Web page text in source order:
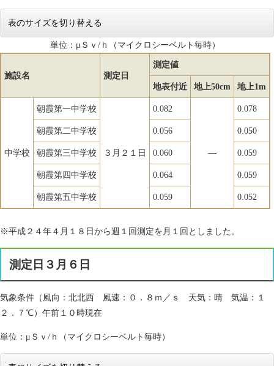
表のサイズを切り替える
単位：μＳｖ/ｈ（マイクロシーベルト毎時）
施設名 測定日
測定値
地表付近 地上50cm 地上1m
中学校
朝霞第一中学校
３月２１日
0.082
―
0.078
朝霞第二中学校 0.056 0.050
朝霞第三中学校 0.060 0.059
朝霞第四中学校 0.064 0.059
朝霞第五中学校 0.059 0.052
※平成２４年４月１８日から週１回測定を月１回としました。
測定日３月６日
気象条件（風向：北北西 風速：０．８ｍ／ｓ 天気：晴 気温：１
２．７℃）午前１０時現在
単位：μＳｖ/ｈ（マイクロシーベルト毎時）